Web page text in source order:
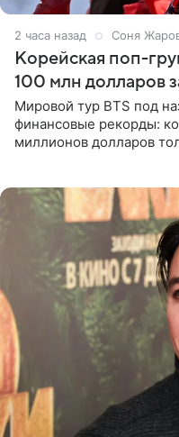
2 часа назад Соня
Корейская поп-
100 млн долларов
Мировой тур BTS под
финансовые рекорды:
миллионов долларов